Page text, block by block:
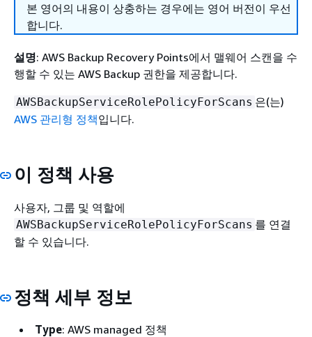
본 영어의 내용이 상충하는 경우에는 영어 버전이 우선
합니다.
설명: AWS Backup Recovery Points에서 맬웨어 스캔을 수
행할 수 있는 AWS Backup 권한을 제공합니다.
AWSBackupServiceRolePolicyForScans 은(는)
AWS 관리형 정책입니다.
이 정책 사용
사용자, 그룹 및 역할에
AWSBackupServiceRolePolicyForScans 를 연결
할 수 있습니다.
정책 세부 정보
Type: AWS managed 정책